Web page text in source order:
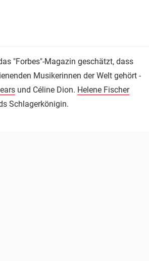
"Forbes"-Magazin geschätzt, dass
Musikerinnen der Welt gehört -
und Céline Dion. Helene Fischer
Schlagerkönigin.